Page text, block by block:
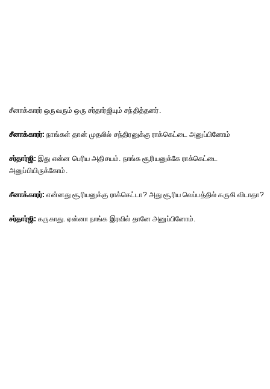
சீனாக்காரர் ஒருவரும் ஒரு சர்தார்ஜியும் சந்தித்தனர்.
சீனாக்காரர்: நாங்கள் தான் முதலில் சந்திரனுக்கு ராக்கெட்டை அனுப்பினோம்
சர்தார்ஜி: இது என்ன பெரிய அதிசயம். நாங்க சூரியனுக்கே ராக்கெட்டை
அனுப்பியிருக்கோம்.
சீனாக்காரர்: என்னது சூரியனுக்கு ராக்கெட்டா? அது சூரிய வெப்பத்தில் கருகி விடாதா?
சர்தார்ஜி: கருகாது. ஏன்னா நாங்க இரவில் தானே அனுப்பினோம்.